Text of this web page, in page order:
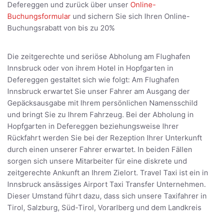
Defereggen und zurück über unser Online-
Buchungsformular und sichern Sie sich Ihren Online-
Buchungsrabatt von bis zu 20%
Die zeitgerechte und seriöse Abholung am Flughafen
Innsbruck oder von ihrem Hotel in Hopfgarten in
Defereggen gestaltet sich wie folgt: Am Flughafen
Innsbruck erwartet Sie unser Fahrer am Ausgang der
Gepäcksausgabe mit Ihrem persönlichen Namensschild
und bringt Sie zu Ihrem Fahrzeug. Bei der Abholung in
Hopfgarten in Defereggen beziehungsweise Ihrer
Rückfahrt werden Sie bei der Rezeption Ihrer Unterkunft
durch einen unserer Fahrer erwartet. In beiden Fällen
sorgen sich unsere Mitarbeiter für eine diskrete und
zeitgerechte Ankunft an Ihrem Zielort. Travel Taxi ist ein in
Innsbruck ansässiges Airport Taxi Transfer Unternehmen.
Dieser Umstand führt dazu, dass sich unsere Taxifahrer in
Tirol, Salzburg, Süd-Tirol, Vorarlberg und dem Landkreis